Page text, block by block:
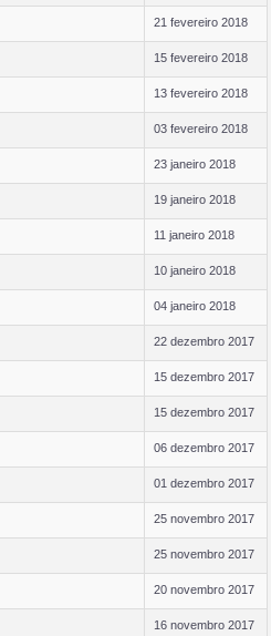
21 fevereiro 2018
15 fevereiro 2018
13 fevereiro 2018
03 fevereiro 2018
23 janeiro 2018
19 janeiro 2018
11 janeiro 2018
10 janeiro 2018
04 janeiro 2018
22 dezembro 2017
15 dezembro 2017
15 dezembro 2017
06 dezembro 2017
01 dezembro 2017
25 novembro 2017
25 novembro 2017
20 novembro 2017
16 novembro 2017